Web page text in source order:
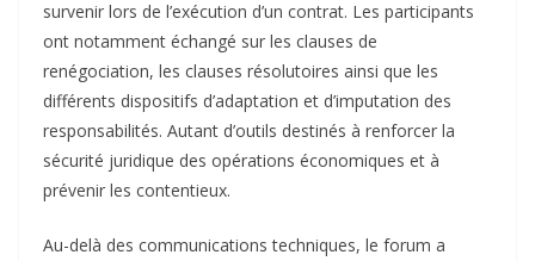
survenir lors de l’exécution d’un contrat. Les participants
ont notamment échangé sur les clauses de
renégociation, les clauses résolutoires ainsi que les
différents dispositifs d’adaptation et d’imputation des
responsabilités. Autant d’outils destinés à renforcer la
sécurité juridique des opérations économiques et à
prévenir les contentieux.
Au-delà des communications techniques, le forum a